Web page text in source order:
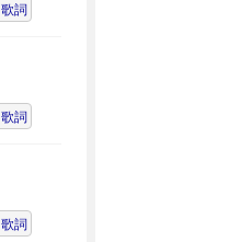
歌詞
歌詞
歌詞